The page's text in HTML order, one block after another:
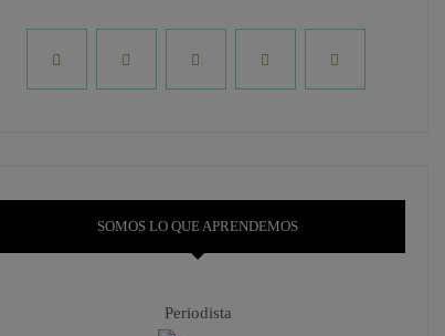
SOMOS LO QUE APRENDEMOS
Periodista